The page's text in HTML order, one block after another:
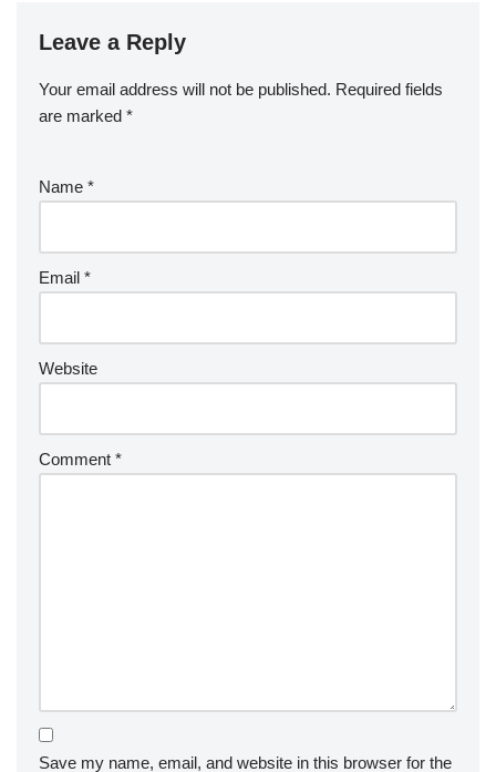
Leave a Reply
Your email address will not be published. Required fields
are marked *
Name *
Email *
Website
Comment *
Save my name, email, and website in this browser for the